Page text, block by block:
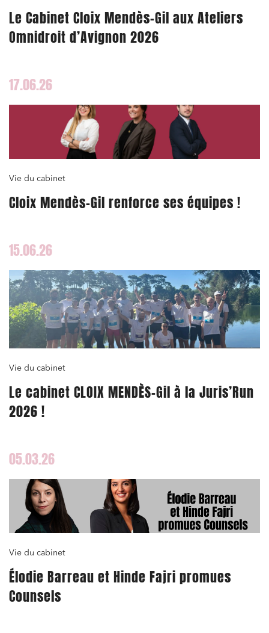
Le Cabinet Cloix Mendès-Gil aux Ateliers
Omnidroit d’Avignon 2026
17.06.26
Vie du cabinet
Cloix Mendès-Gil renforce ses équipes !
15.06.26
Vie du cabinet
Le cabinet CLOIX MENDÈS-Gil à la Juris’Run
2026 !
05.03.26
Vie du cabinet
Élodie Barreau et Hinde Fajri promues
Counsels